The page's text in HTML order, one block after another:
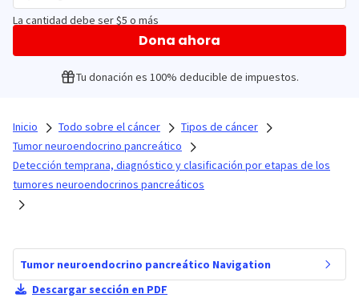
La cantidad debe ser $5 o más
Dona ahora
Tu donación es 100% deducible de impuestos.
Inicio Todo sobre el cáncer
Tipos de cáncer
Tumor neuroendocrino pancreático
Detección temprana, diagnóstico y clasificación por etapas de los
tumores neuroendocrinos pancreáticos
Tumor neuroendocrino pancreático Navigation
Descargar sección en PDF